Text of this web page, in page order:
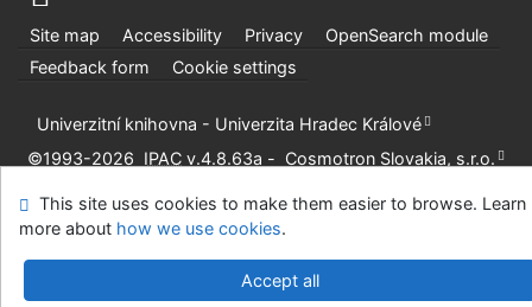
Site map Accessibility Privacy
OpenSearch module
Feedback form
Cookie settings
Univerzitní knihovna - Univerzita Hradec Králové
©1993-2026 IPAC v.4.8.63a - Cosmotron Slovakia, s.r.o.
This site uses cookies to make them easier to browse. Learn
more about how we use cookies.
Accept all